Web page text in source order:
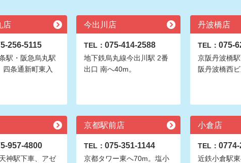
店
256-5115
駅・阪急烏丸駅
四条通新町東入
今出川店
TEL： 075-414-2588
地下鉄烏丸線今出川駅 2番
出口 南へ40m。
丹波橋店
TEL： 075-
京阪丹波橋
阪丹波橋西ビ
957-4800
神駅下車、アゼ
京都駅前店
TEL： 075-351-1144
京都タワー東へ70m。塩小
小倉店
TEL：
近鉄小倉駅